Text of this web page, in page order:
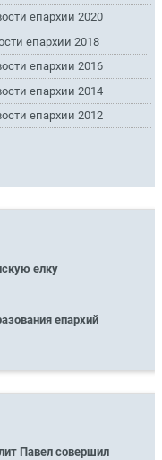
епархии 2020
епархии 2018
епархии 2016
епархии 2014
епархии 2012
елку
епархий
Павел совершил